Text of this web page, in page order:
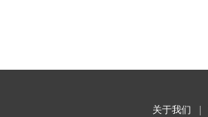
关于我们